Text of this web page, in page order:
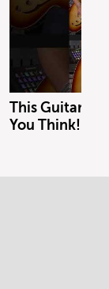
This Guitar
You Think!